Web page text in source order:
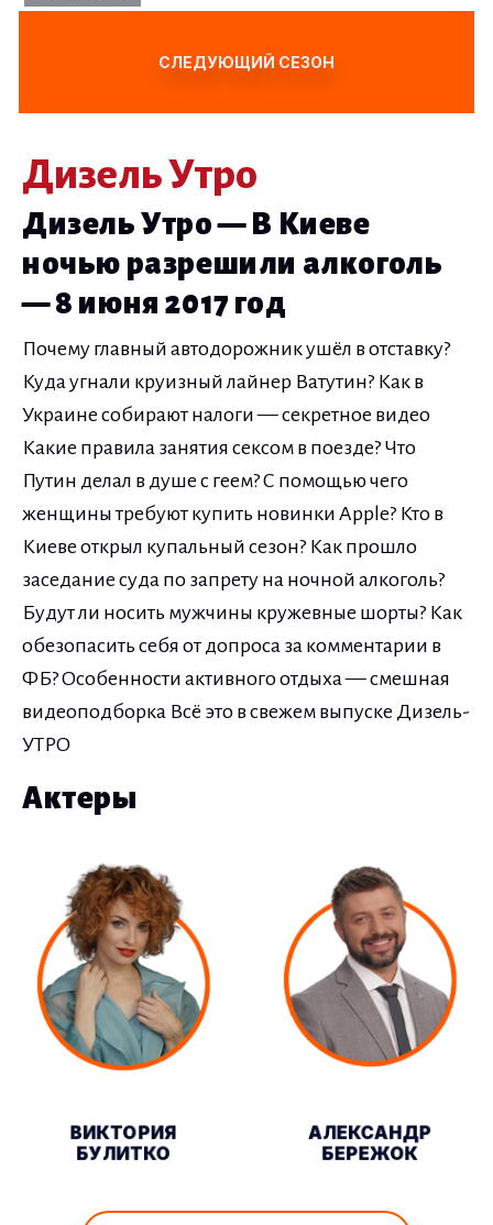
СЛЕДУЮЩИЙ СЕЗОН
Дизель Утро
Дизель Утро — В Киеве
ночью разрешили алкоголь
— 8 июня 2017 год
Почему главный автодорожник ушёл в отставку?
Куда угнали круизный лайнер Ватутин? Как в
Украине собирают налоги — секретное видео
Какие правила занятия сексом в поезде? Что
Путин делал в душе с геем? С помощью чего
женщины требуют купить новинки Apple? Кто в
Киеве открыл купальный сезон? Как прошло
заседание суда по запрету на ночной алкоголь?
Будут ли носить мужчины кружевные шорты? Как
обезопасить себя от допроса за комментарии в
ФБ? Особенности активного отдыха — смешная
видеоподборка Всё это в свежем выпуске Дизель-
УТРО
Актеры
ВИКТОРИЯ
БУЛИТКО
АЛЕКСАНДР
БЕРЕЖОК